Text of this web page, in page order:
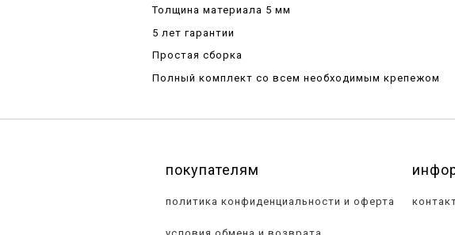
Толщина материала 5 мм
5 лет гарантии
Простая сборка
Полный комплект со всем необходимым крепежом
покупателям
политика конфиденциальности и оферта